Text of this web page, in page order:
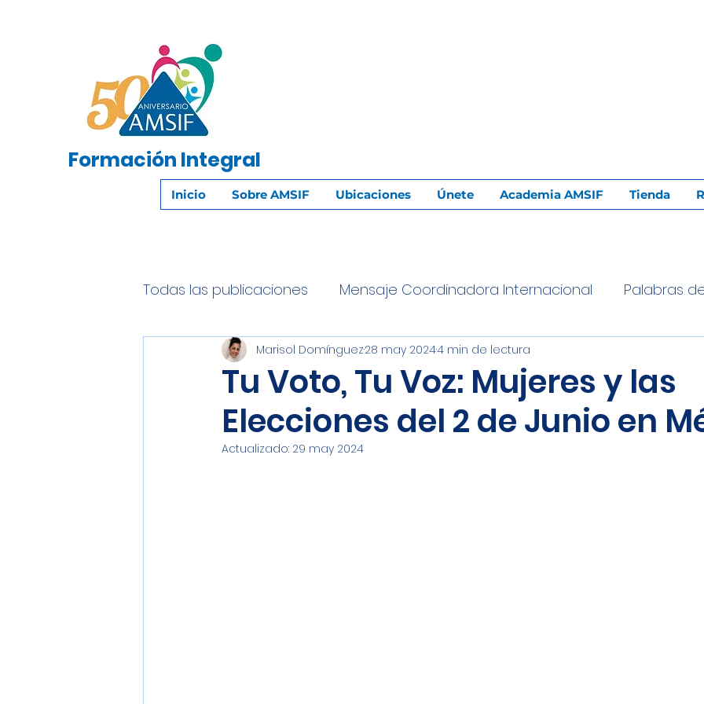
Formación Integral
Inicio Sobre AMSIF Ubicaciones Únete Academia AMSIF Tienda
Todas las publicaciones Mensaje Coordinadora Internacional Palabras
Recordando a Nuestra Fundadora Evangelización
Ciudadanía y Entorno Social Desarrollo Humano
Tu Voto, Tu Voz: Mujeres y las
Elecciones del 2 de Junio en
Marisol Domínguez28 may 20244 min de lectura
Actualizado: 29 may 2024